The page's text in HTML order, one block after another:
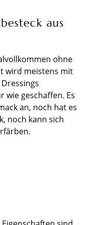
aus
ohne
wird meistens mit
wie geschaffen. Es
an, noch hat es
noch kann sich